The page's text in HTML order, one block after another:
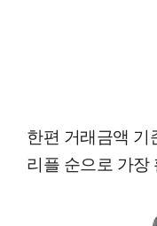
한편 거래금액
리플 순으로 가장